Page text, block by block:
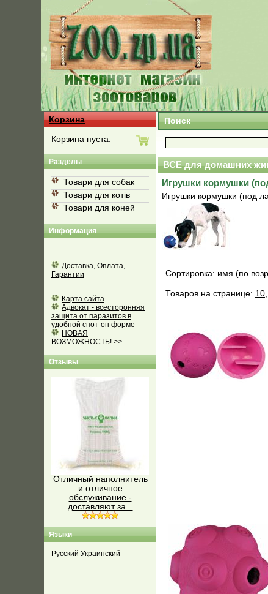
Корзина
Корзина пуста.
Разделы
Товари для собак
Товари для котів
Товари для коней
Информация
Доставка, Оплата,
Гарантии
Карта сайта
Адвокат - всесторонняя
защита от паразитов в
удобной спот-он форме
НОВАЯ
ВОЗМОЖНОСТЬ! >>
Отзывы
Отличный наполнитель
и отличное
обслуживание -
доставляют за ..
Языки
Русский Украинский
Поиск
ВСЕ для домашних
Игрушки кормушки
Игрушки кормушки (под
Сортировка: имя (по
Товаров на странице: 10